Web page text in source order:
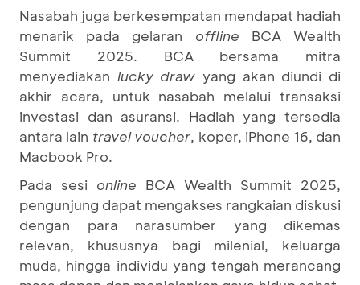
Nasabah juga berkesempatan mendapat hadiah
menarik pada gelaran offline BCA Wealth
Summit 2025. BCA bersama mitra
menyediakan lucky draw yang akan diundi di
akhir acara, untuk nasabah melalui transaksi
investasi dan asuransi. Hadiah yang tersedia
antara lain travel voucher, koper, iPhone 16, dan
Macbook Pro.
Pada sesi online BCA Wealth Summit 2025,
pengunjung dapat mengakses rangkaian diskusi
dengan para narasumber yang dikemas
relevan, khususnya bagi milenial, keluarga
muda, hingga individu yang tengah merancang